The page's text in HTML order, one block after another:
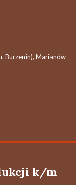
Burzenin), Marianów
k/m